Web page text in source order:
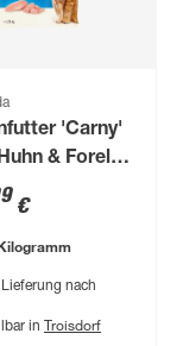
'Carny'
& Forelle
€
Lieferung nach
in Troisdorf